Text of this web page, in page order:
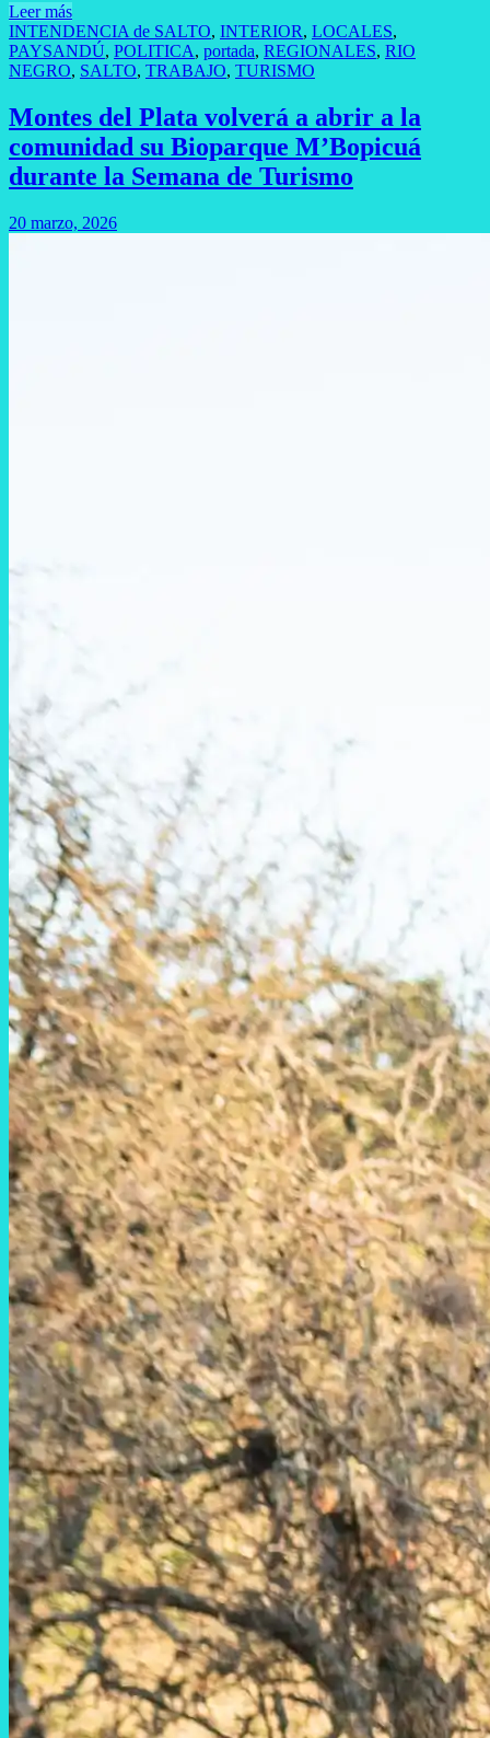
Leer más
INTENDENCIA de SALTO, INTERIOR, LOCALES,
PAYSANDÚ, POLITICA, portada, REGIONALES, RIO
NEGRO, SALTO, TRABAJO, TURISMO
Montes del Plata volverá a abrir a la
comunidad su Bioparque M’Bopicuá
durante la Semana de Turismo
20 marzo, 2026